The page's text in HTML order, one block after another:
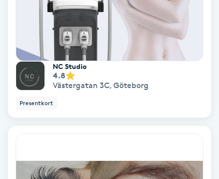
Ortobionomi
Osteopati
Paraffinbehandling
NC Studio
4.8
Västergatan 3C, Göteborg
Presentkort